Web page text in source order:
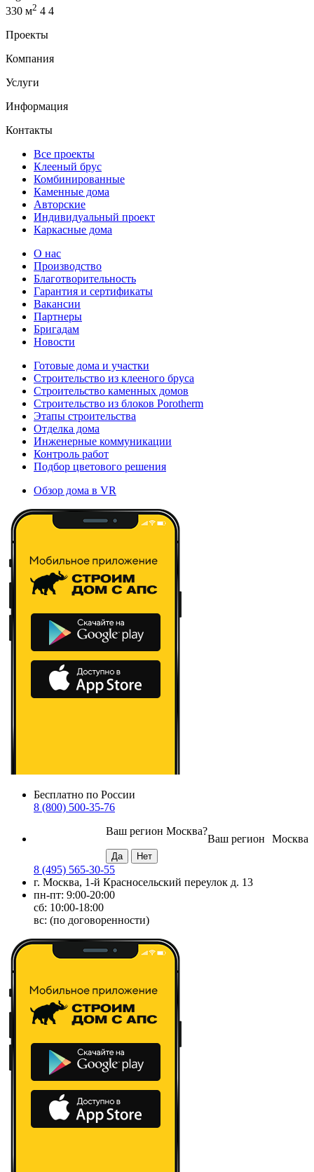
330 м2 4 4
Проекты
Компания
Услуги
Информация
Контакты
Все проекты
Клееный брус
Комбинированные
Каменные дома
Авторские
Индивидуальный проект
Каркасные дома
О нас
Производство
Благотворительность
Гарантия и сертификаты
Вакансии
Партнеры
Бригадам
Новости
Готовые дома и участки
Строительство из клееного бруса
Строительство каменных домов
Строительство из блоков Porotherm
Этапы строительства
Отделка дома
Инженерные коммуникации
Контроль работ
Подбор цветового решения
Обзор дома в VR
Бесплатно по России
8 (800) 500-35-76
Москва
Ваш регион
Ваш регион Москва?
8 (495) 565-30-55
г. Москва, 1-й Красносельский переулок д. 13
пн-пт: 9:00-20:00
сб: 10:00-18:00
вс: (по договоренности)